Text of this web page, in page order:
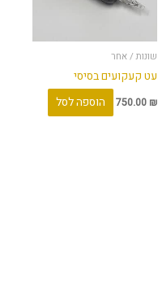
שונות / אחר
עט קעקועים בסיסי
750.00 ₪ הוספה לסל